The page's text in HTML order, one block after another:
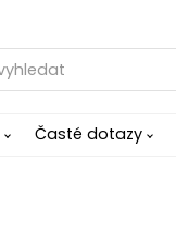
Časté dotazy